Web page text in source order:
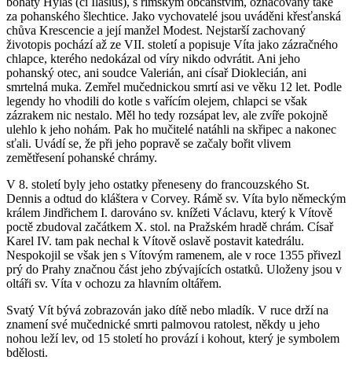
za pohanského šlechtice. Jako vychovatelé jsou uváděni křesťanská
chůva Krescencie a její manžel Modest. Nejstarší zachovaný
životopis pochází až ze VII. století a popisuje Víta jako zázračného
chlapce, kterého nedokázal od víry nikdo odvrátit. Ani jeho
pohanský otec, ani soudce Valerián, ani císař Dioklecián, ani
smrtelná muka. Zemřel mučednickou smrtí asi ve věku 12 let. Podle
legendy ho vhodili do kotle s vařícím olejem, chlapci se však
zázrakem nic nestalo. Měl ho tedy rozsápat lev, ale zvíře pokojně
ulehlo k jeho nohám. Pak ho mučitelé natáhli na skřipec a nakonec
sťali. Uvádí se, že při jeho popravě se začaly bořit vlivem
zemětřesení pohanské chrámy.
V 8. století byly jeho ostatky přeneseny do francouzského St.
Dennis a odtud do kláštera v Corvey. Rámě sv. Víta bylo německým
králem Jindřichem I. darováno sv. knížeti Václavu, který k Vítově
poctě zbudoval začátkem X. stol. na Pražském hradě chrám. Císař
Karel IV. tam pak nechal k Vítově oslavě postavit katedrálu.
Nespokojil se však jen s Vítovým ramenem, ale v roce 1355 přivezl
prý do Prahy značnou část jeho zbývajících ostatků. Uloženy jsou v
oltáři sv. Víta v ochozu za hlavním oltářem.
Svatý Vít bývá zobrazován jako dítě nebo mladík. V ruce drží na
znamení své mučednické smrti palmovou ratolest, někdy u jeho
nohou leží lev, od 15 století ho provází i kohout, který je symbolem
bdělosti.